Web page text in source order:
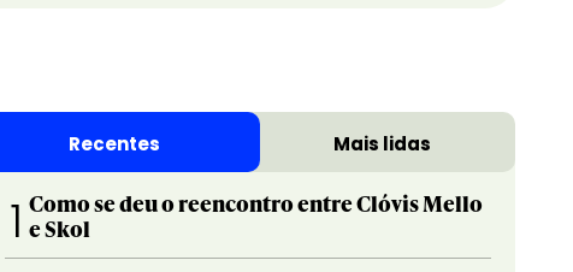
Recentes Mais lidas
1 Como se deu o reencontro entre Clóvis Mello
e Skol